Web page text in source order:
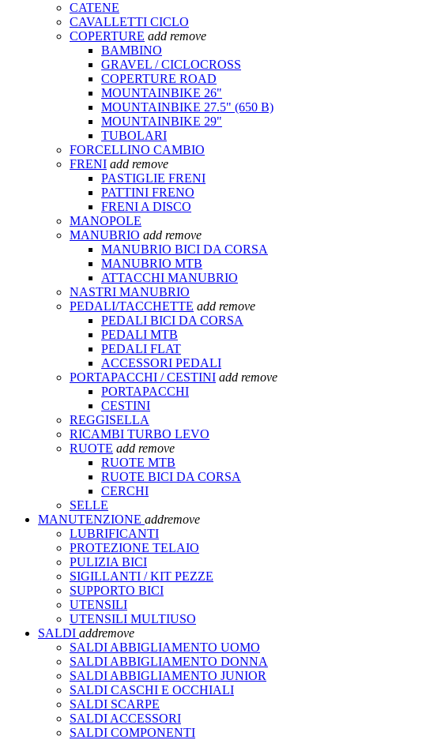
CATENE
CAVALLETTI CICLO
COPERTURE add remove
BAMBINO
GRAVEL / CICLOCROSS
COPERTURE ROAD
MOUNTAINBIKE 26"
MOUNTAINBIKE 27.5" (650 B)
MOUNTAINBIKE 29"
TUBOLARI
FORCELLINO CAMBIO
FRENI add remove
PASTIGLIE FRENI
PATTINI FRENO
FRENI A DISCO
MANOPOLE
MANUBRIO add remove
MANUBRIO BICI DA CORSA
MANUBRIO MTB
ATTACCHI MANUBRIO
NASTRI MANUBRIO
PEDALI/TACCHETTE add remove
PEDALI BICI DA CORSA
PEDALI MTB
PEDALI FLAT
ACCESSORI PEDALI
PORTAPACCHI / CESTINI add remove
PORTAPACCHI
CESTINI
REGGISELLA
RICAMBI TURBO LEVO
RUOTE add remove
RUOTE MTB
RUOTE BICI DA CORSA
CERCHI
SELLE
MANUTENZIONE addremove
LUBRIFICANTI
PROTEZIONE TELAIO
PULIZIA BICI
SIGILLANTI / KIT PEZZE
SUPPORTO BICI
UTENSILI
UTENSILI MULTIUSO
SALDI addremove
SALDI ABBIGLIAMENTO UOMO
SALDI ABBIGLIAMENTO DONNA
SALDI ABBIGLIAMENTO JUNIOR
SALDI CASCHI E OCCHIALI
SALDI SCARPE
SALDI ACCESSORI
SALDI COMPONENTI